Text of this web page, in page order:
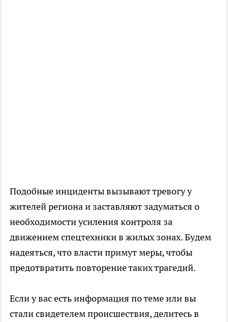
Подобные инциденты вызывают тревогу у
жителей региона и заставляют задуматься о
необходимости усиления контроля за
движением спецтехники в жилых зонах. Будем
надеяться, что власти примут меры, чтобы
предотвратить повторение таких трагедий.
Если у вас есть информация по теме или вы
стали свидетелем происшествия, делитесь в